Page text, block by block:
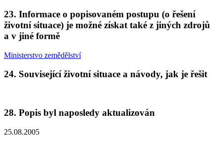
23. Informace o popisovaném postupu (o řešení
životní situace) je možné získat také z jiných zdrojů
a v jiné formě
Ministerstvo zemědělství
24. Související životní situace a návody, jak je řešit
28. Popis byl naposledy aktualizován
25.08.2005